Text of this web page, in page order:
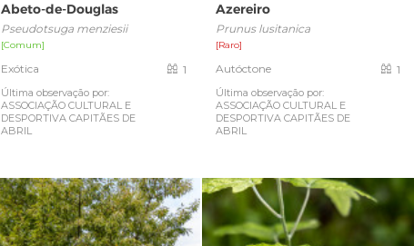
Abeto-de-Douglas
Pseudotsuga menziesii
[Comum]
Exótica
Última observação por:
ASSOCIAÇÃO CULTURAL E
DESPORTIVA CAPITÃES DE
ABRIL
1
Azereiro
Prunus lusitanica
[Raro]
Autóctone
Última observação por:
ASSOCIAÇÃO CULTURAL E
DESPORTIVA CAPITÃES DE
ABRIL
1